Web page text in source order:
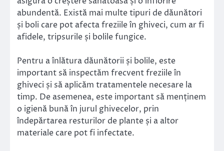
abundentă. Există mai multe tipuri de dăunători
și boli care pot afecta freziile în ghiveci, cum ar fi
afidele, tripsurile și bolile fungice.
Pentru a înlătura dăunătorii și bolile, este
important să inspectăm frecvent freziile în
ghiveci și să aplicăm tratamentele necesare la
timp. De asemenea, este important să menținem
o igienă bună în jurul ghivecelor, prin
îndepărtarea resturilor de plante și a altor
materiale care pot fi infectate.